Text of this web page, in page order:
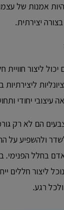
להיות אמנות של
יצירתית.
ליצור חוויית
עיצובי יחודי
הם לא רק
ולהשפיע על
בחלל
ליצור חללים
רגע.